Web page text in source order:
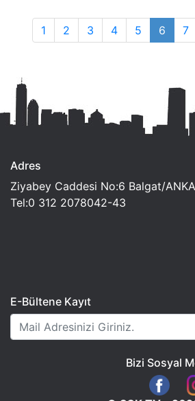
1 2 3 4 5 6 7
Adres
Ziyabey Caddesi No:6 Balgat/
Tel:0 312 2078042-43
E-Bültene Kayıt
Bizi Sosyal